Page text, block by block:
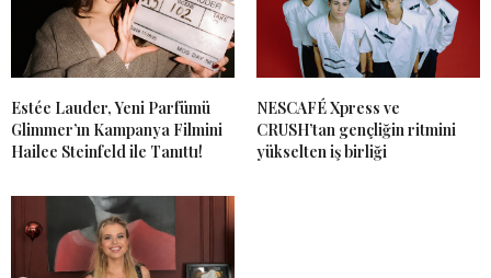
Estée Lauder, Yeni Parfümü
Glimmer’ın Kampanya Filmini
Hailee Steinfeld ile Tanıttı!
NESCAFÉ Xpress ve
CRUSH’tan gençliğin ritmini
yükselten iş birliği